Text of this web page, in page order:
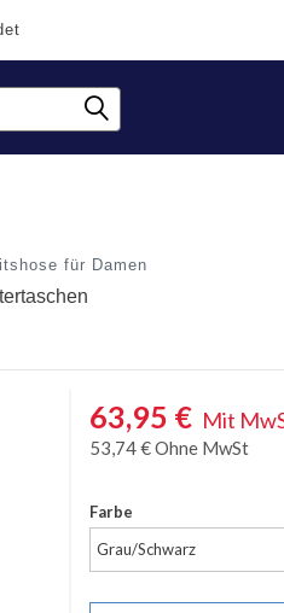
für Damen
63,95 € Mit
53,74€Ohne MwSt
Farbe
Grau/Schwarz